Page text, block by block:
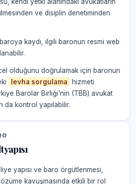
ve disiplin denetiminden
kaydı, ilgili baronun resmi web
olduğunu doğrulamak için baronun
levha sorgulama
hizmeti
Barolar Birliği'nin (TBB) avukat
da kontrol yapılabilir.
yapısı ve baro örgütlenmesi,
kavuşmasında etkili bir rol